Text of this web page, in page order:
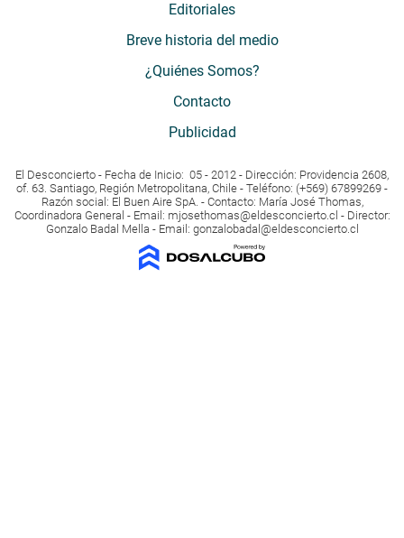
Editoriales
Breve historia del medio
¿Quiénes Somos?
Contacto
Publicidad
El Desconcierto - Fecha de Inicio: 05 - 2012 - Dirección: Providencia 2608,
of. 63. Santiago, Región Metropolitana, Chile - Teléfono: (+569) 67899269 -
Razón social: El Buen Aire SpA. - Contacto: María José Thomas,
Coordinadora General - Email: mjosethomas@eldesconcierto.cl - Director:
Gonzalo Badal Mella - Email: gonzalobadal@eldesconcierto.cl